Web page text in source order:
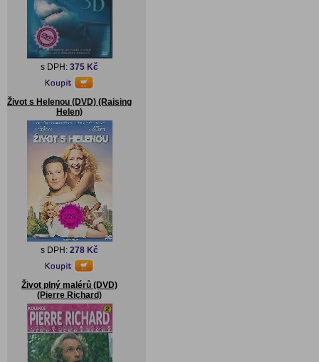
s DPH: 375 Kč
Život s Helenou (DVD) (Raising
Helen)
s DPH: 278 Kč
Život plný malérů (DVD)
(Pierre Richard)